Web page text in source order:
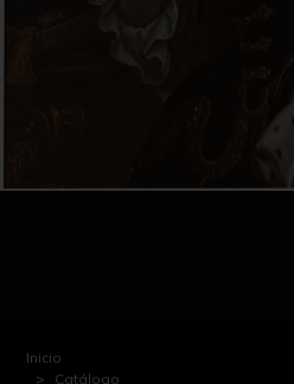
Inicio
Catálogo